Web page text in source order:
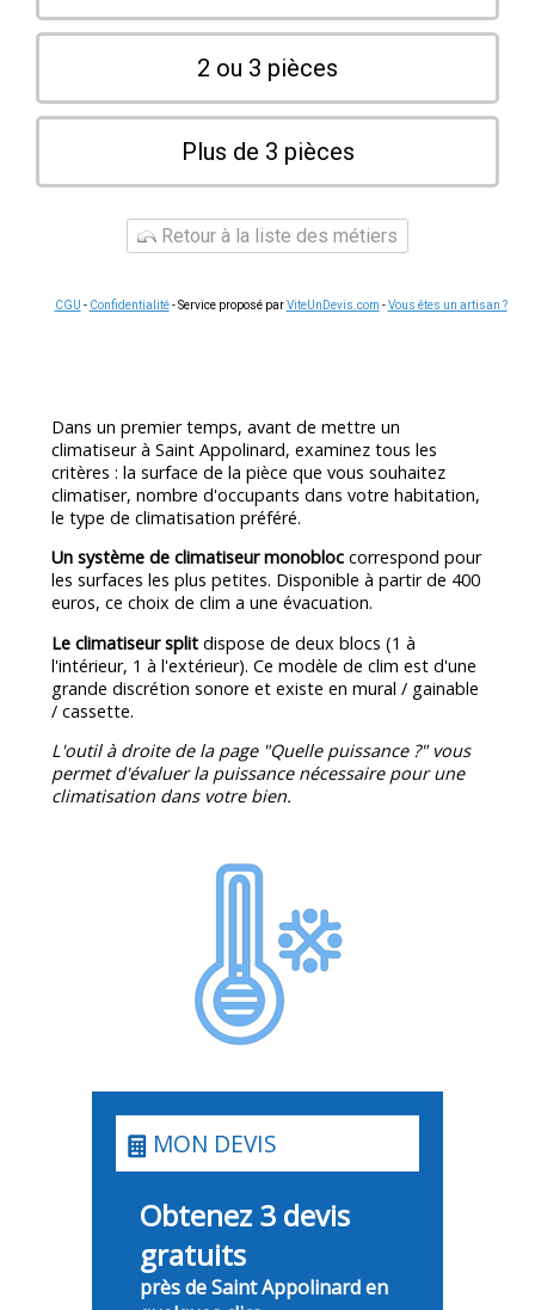
2 ou 3 pièces
Plus de 3 pièces
Retour à la liste des métiers
CGU - Confidentialité- Service proposé parViteUnDevis.com -Vous êtes un artisan ?
Dans un premier temps, avant de mettre un
climatiseur à Saint Appolinard, examinez tous les
critères : la surface de la pièce que vous souhaitez
climatiser, nombre d'occupants dans votre habitation,
le type de climatisation préféré.
Un système de climatiseur monobloc correspond pour
les surfaces les plus petites. Disponible à partir de 400
euros, ce choix de clim a une évacuation.
Le climatiseur split dispose de deux blocs (1 à
l'intérieur, 1 à l'extérieur). Ce modèle de clim est d'une
grande discrétion sonore et existe en mural / gainable
/ cassette.
L'outil à droite de la page "Quelle puissance ?" vous
permet d'évaluer la puissance nécessaire pour une
climatisation dans votre bien.
MON DEVIS
Obtenez 3 devis
gratuits
près de Saint Appolinard en